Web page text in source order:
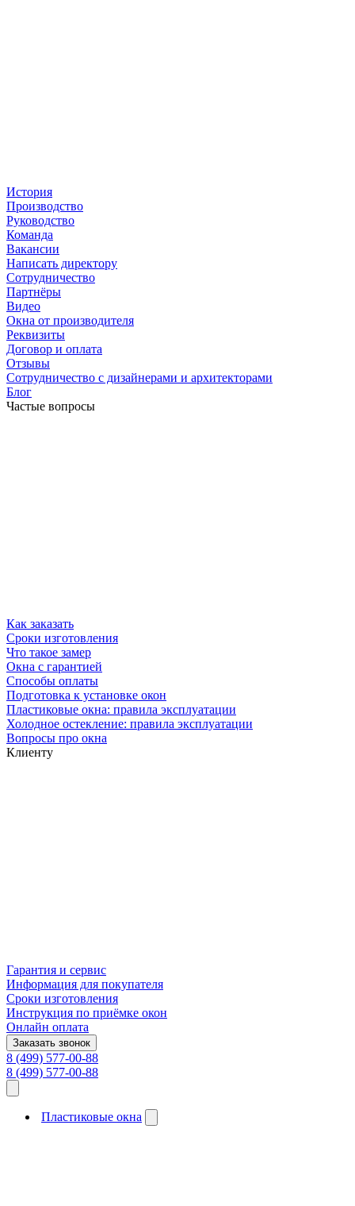
История
Производство
Руководство
Команда
Вакансии
Написать директору
Сотрудничество
Партнёры
Видео
Окна от производителя
Реквизиты
Договор и оплата
Отзывы
Сотрудничество с дизайнерами и архитекторами
Блог
Частые вопросы
Как заказать
Сроки изготовления
Что такое замер
Окна с гарантией
Способы оплаты
Подготовка к установке окон
Пластиковые окна: правила эксплуатации
Холодное остекление: правила эксплуатации
Вопросы про окна
Клиенту
Гарантия и сервис
Информация для покупателя
Сроки изготовления
Инструкция по приёмке окон
Онлайн оплата
Заказать звонок
8 (499) 577-00-88
8 (499) 577-00-88
Пластиковые окна